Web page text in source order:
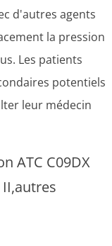
d'autres agents
la pression
Les patients
potentiels
leur médecin
ATC C09DX